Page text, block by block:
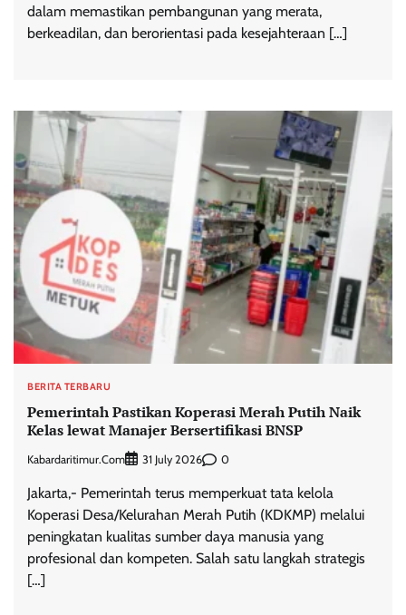
dalam memastikan pembangunan yang merata,
berkeadilan, dan berorientasi pada kesejahteraan […]
BERITA TERBARU
Pemerintah Pastikan Koperasi Merah Putih Naik
Kelas lewat Manajer Bersertifikasi BNSP
Kabardaritimur.com 31 July 2026 0
Jakarta,- Pemerintah terus memperkuat tata kelola
Koperasi Desa/Kelurahan Merah Putih (KDKMP) melalui
peningkatan kualitas sumber daya manusia yang
profesional dan kompeten. Salah satu langkah strategis
[…]